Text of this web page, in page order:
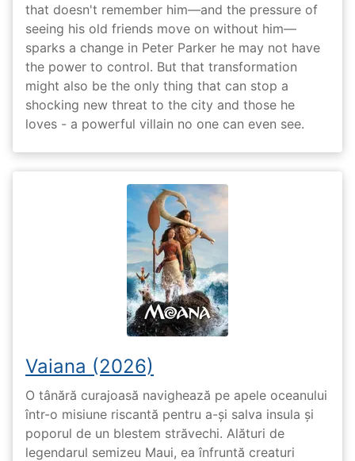
that doesn't remember him—and the pressure of
seeing his old friends move on without him—
sparks a change in Peter Parker he may not have
the power to control. But that transformation
might also be the only thing that can stop a
shocking new threat to the city and those he
loves - a powerful villain no one can even see.
Vaiana (2026)
O tânără curajoasă navighează pe apele oceanului
într-o misiune riscantă pentru a-și salva insula și
poporul de un blestem străvechi. Alături de
legendarul semizeu Maui, ea înfruntă creaturi